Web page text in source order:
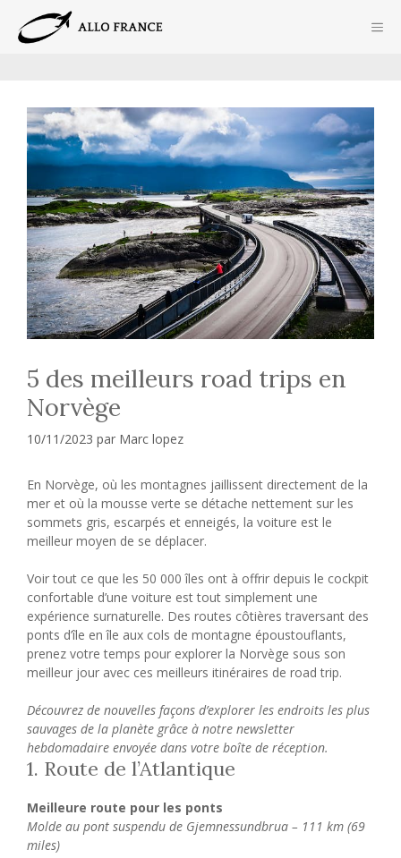
contenu
5 des meilleurs road trips en
Norvège
10/11/2023 par Marc lopez
En Norvège, où les montagnes jaillissent directement de la
mer et où la mousse verte se détache nettement sur les
sommets gris, escarpés et enneigés, la voiture est le
meilleur moyen de se déplacer.
Voir tout ce que les 50 000 îles ont à offrir depuis le cockpit
confortable d’une voiture est tout simplement une
expérience surnaturelle. Des routes côtières traversant des
ponts d’île en île aux cols de montagne époustouflants,
prenez votre temps pour explorer la Norvège sous son
meilleur jour avec ces meilleurs itinéraires de road trip.
Découvrez de nouvelles façons d’explorer les endroits les plus
sauvages de la planète grâce à notre newsletter
hebdomadaire envoyée dans votre boîte de réception.
1. Route de l’Atlantique
Meilleure route pour les ponts
Molde au pont suspendu de Gjemnessundbrua – 111 km (69
miles)